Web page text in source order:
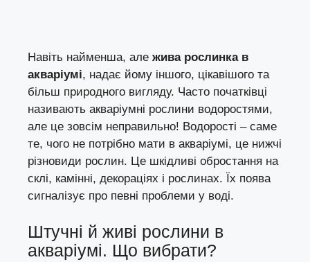
Навіть найменша, але жива рослинка в
акваріумі, надає йому іншого, цікавішого та
більш природного вигляду. Часто початківці
називають акваріумні рослини водоростями,
але це зовсім неправильно! Водорості – саме
те, чого не потрібно мати в акваріумі, це нижчі
різновиди рослин. Це шкідливі обростання на
склі, камінні, декораціях і рослинах. Їх поява
сигналізує про певні проблеми у воді.
Штучні й живі рослини в
акваріумі. Що вибрати?